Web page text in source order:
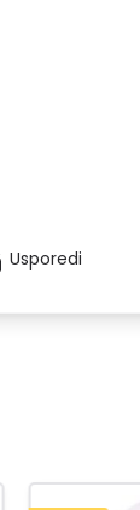
Usporedi